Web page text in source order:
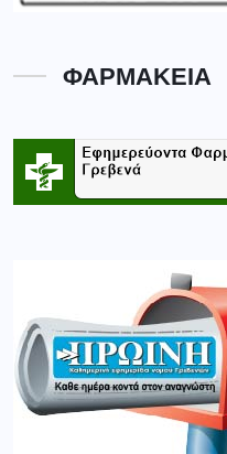
ΦΑΡΜΑΚΕΙΑ